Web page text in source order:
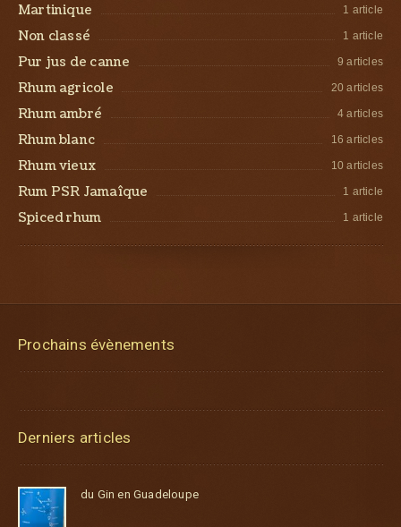
1 article
Martinique
1 article
Non classé
9 articles
Pur jus de canne
20 articles
Rhum agricole
4 articles
Rhum ambré
16 articles
Rhum blanc
10 articles
Rhum vieux
1 article
Rum PSR Jamaîque
1 article
Spiced rhum
Prochains évènements
Derniers articles
du Gin en Guadeloupe